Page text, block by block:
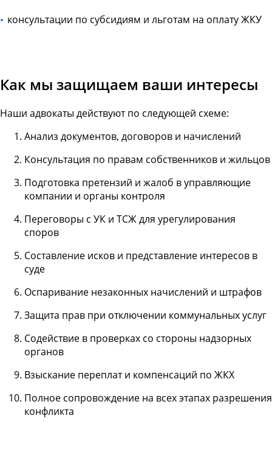
консультации по субсидиям и льготам на оплату ЖКУ
Как мы защищаем ваши интересы
Наши адвокаты действуют по следующей схеме:
Анализ документов, договоров и начислений
Консультация по правам собственников и жильцов
Подготовка претензий и жалоб в управляющие
компании и органы контроля
Переговоры с УК и ТСЖ для урегулирования
споров
Составление исков и представление интересов в
суде
Оспаривание незаконных начислений и штрафов
Защита прав при отключении коммунальных услуг
Содействие в проверках со стороны надзорных
органов
Взыскание переплат и компенсаций по ЖКХ
Полное сопровождение на всех этапах разрешения
конфликта